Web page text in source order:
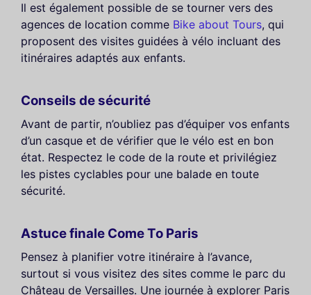
Il est également possible de se tourner vers des
agences de location comme Bike about Tours, qui
proposent des visites guidées à vélo incluant des
itinéraires adaptés aux enfants.
Conseils de sécurité
Avant de partir, n’oubliez pas d’équiper vos enfants
d’un casque et de vérifier que le vélo est en bon
état. Respectez le code de la route et privilégiez
les pistes cyclables pour une balade en toute
sécurité.
Astuce finale Come To Paris
Pensez à planifier votre itinéraire à l’avance,
surtout si vous visitez des sites comme le parc du
Château de Versailles. Une journée à explorer Paris